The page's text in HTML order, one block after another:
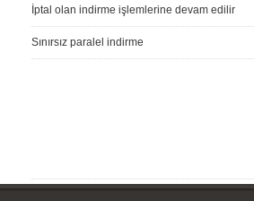
İptal olan indirme işlemlerine devam edilir
Sınırsız paralel indirme